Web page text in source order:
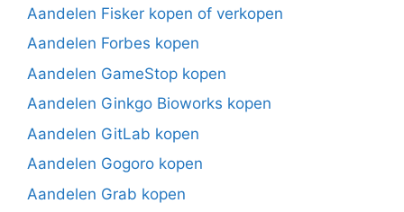
Aandelen Fisker kopen of verkopen
Aandelen Forbes kopen
Aandelen GameStop kopen
Aandelen Ginkgo Bioworks kopen
Aandelen GitLab kopen
Aandelen Gogoro kopen
Aandelen Grab kopen